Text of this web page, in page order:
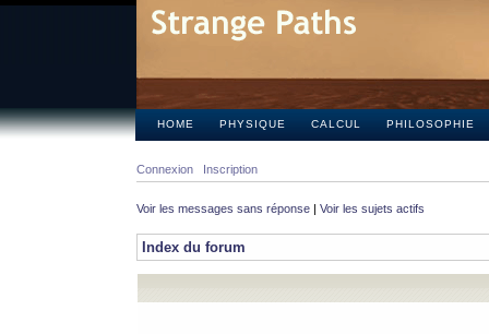
HOME PHYSIQUE CALCUL PHILOSOPHIE
Connexion Inscription
Voir les messages sans réponse | Voir les sujets actifs
Index du forum